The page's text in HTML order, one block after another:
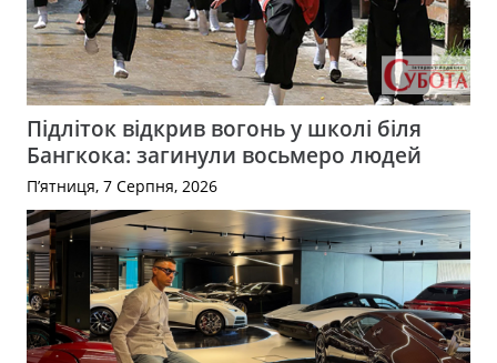
Підліток відкрив вогонь у школі біля
Бангкока: загинули восьмеро людей
П’ятниця, 7 Серпня, 2026